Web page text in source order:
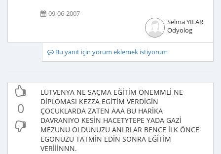
09-06-2007
Selma YILAR
Odyolog
Bu yanıt için yorum eklemek istiyorum
0
LÜTVENYA NE SAÇMA EĞİTİM ÖNEMMLİ NE
DİPLOMASI KEZZA EGİTİM VERDİGİN
ÇOCUKLARDA ZATEN AAA BU HARİKA
DAVRANIYO KESİN HACETYTEPE YADA GAZİ
MEZUNU OLDUNUZU ANLRLAR BENCE İLK ÖNCE
EGONUZU TATMİN EDİN SONRA EĞİTİM
VERİİİNNN.